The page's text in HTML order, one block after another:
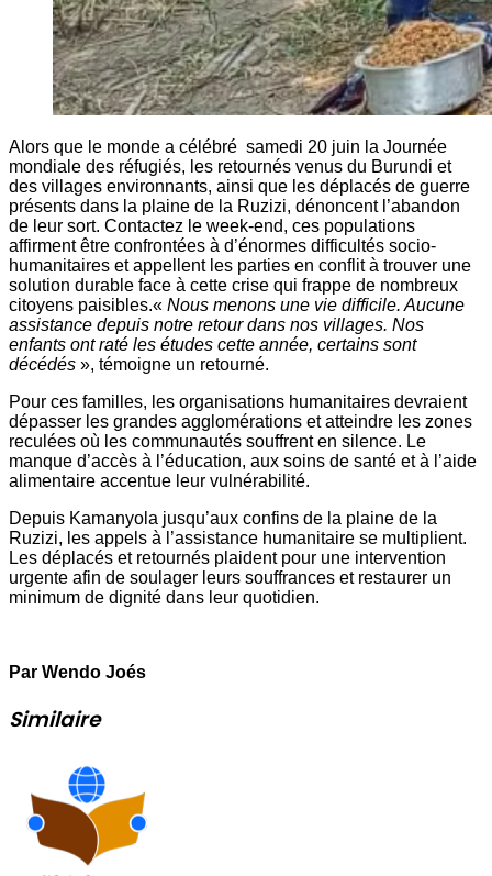
Alors que le monde a célébré samedi 20 juin la Journée
mondiale des réfugiés, les retournés venus du Burundi et
des villages environnants, ainsi que les déplacés de guerre
présents dans la plaine de la Ruzizi, dénoncent l’abandon
de leur sort. Contactez le week-end, ces populations
affirment être confrontées à d’énormes difficultés socio-
humanitaires et appellent les parties en conflit à trouver une
solution durable face à cette crise qui frappe de nombreux
citoyens paisibles.« Nous menons une vie difficile. Aucune
assistance depuis notre retour dans nos villages. Nos
enfants ont raté les études cette année, certains sont
décédés », témoigne un retourné.
Pour ces familles, les organisations humanitaires devraient
dépasser les grandes agglomérations et atteindre les zones
reculées où les communautés souffrent en silence. Le
manque d’accès à l’éducation, aux soins de santé et à l’aide
alimentaire accentue leur vulnérabilité.
Depuis Kamanyola jusqu’aux confins de la plaine de la
Ruzizi, les appels à l’assistance humanitaire se multiplient.
Les déplacés et retournés plaident pour une intervention
urgente afin de soulager leurs souffrances et restaurer un
minimum de dignité dans leur quotidien.
Par Wendo Joés
Similaire